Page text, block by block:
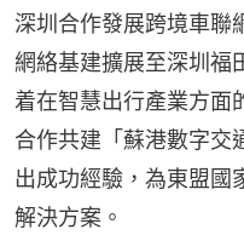
深圳合作發展跨境車聯
網絡基建擴展至深圳福
着在智慧出行產業方面
合作共建「蘇港數字交
出成功經驗，為東盟國
解決方案。